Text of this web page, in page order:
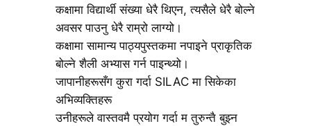
कक्षामा विद्यार्थी संख्या धेरै थिएन, त्यसैले धेरै बोल्ने
अवसर पाउनु धेरै राम्रो लाग्यो।
कक्षामा सामान्य पाठ्यपुस्तकमा नपाइने प्राकृतिक
बोल्ने शैली अभ्यास गर्न पाइन्थ्यो।
जापानीहरूसँग कुरा गर्दा SILAC मा सिकेका
अभिव्यक्तिहरू
उनीहरूले वास्तवमै प्रयोग गर्दा म तुरुन्तै बुझ्न